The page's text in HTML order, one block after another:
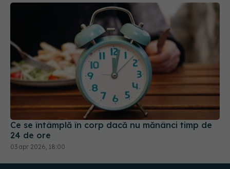
Ce se întâmplă în corp dacă nu mănânci timp de
03 apr 2026, 18:00